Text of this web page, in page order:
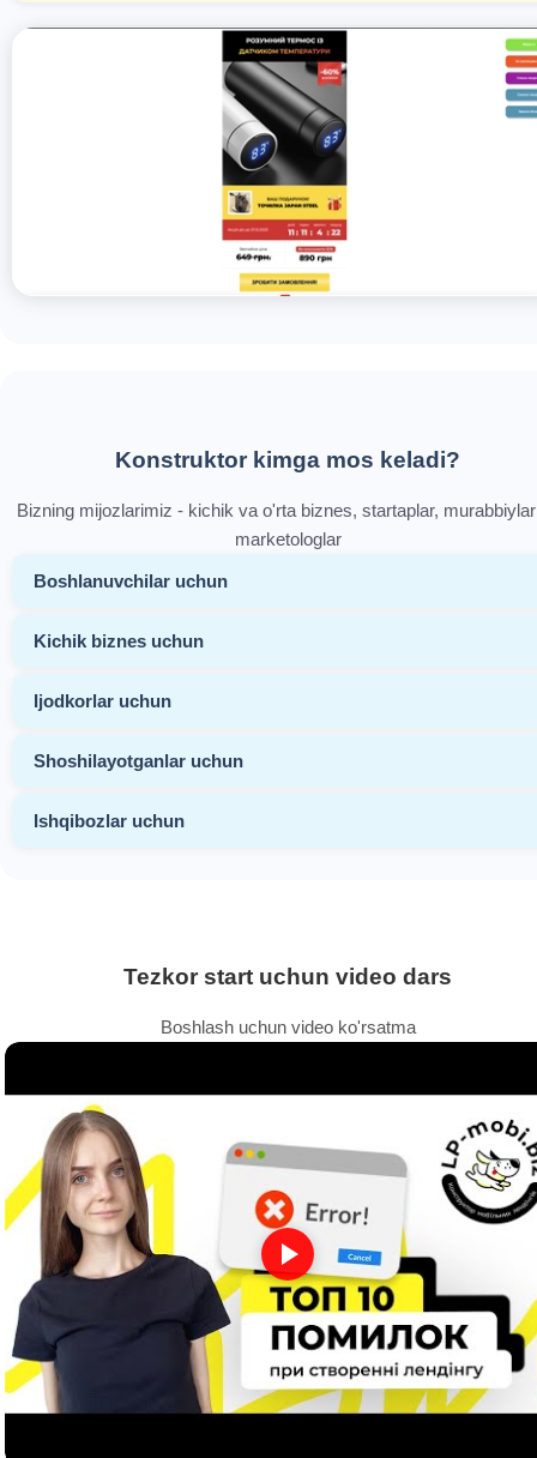
Konstruktor kimga mos keladi?
Bizning mijozlarimiz - kichik va o'rta biznes, startaplar,
marketologlar
Boshlanuvchilar uchun
Kichik biznes uchun
Ijodkorlar uchun
Shoshilayotganlar uchun
Ishqibozlar uchun
Tezkor start uchun video dars
Boshlash uchun video ko'rsatma